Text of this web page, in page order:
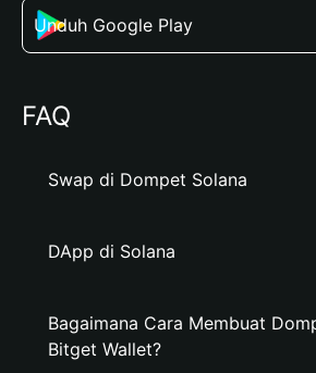
Unduh Google Play
FAQ
Swap di Dompet Solana
DApp di Solana
Bagaimana Cara Membuat
Bitget Wallet?